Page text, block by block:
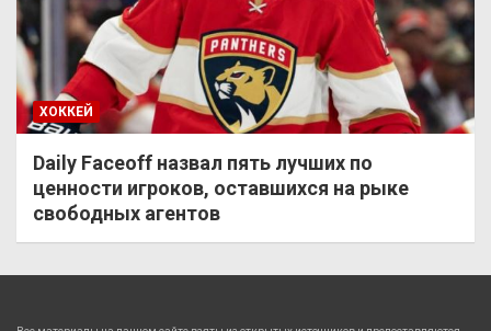
ХОККЕЙ
Daily Faceoff назвал пять лучших по
ценности игроков, оставшихся на рыке
свободных агентов